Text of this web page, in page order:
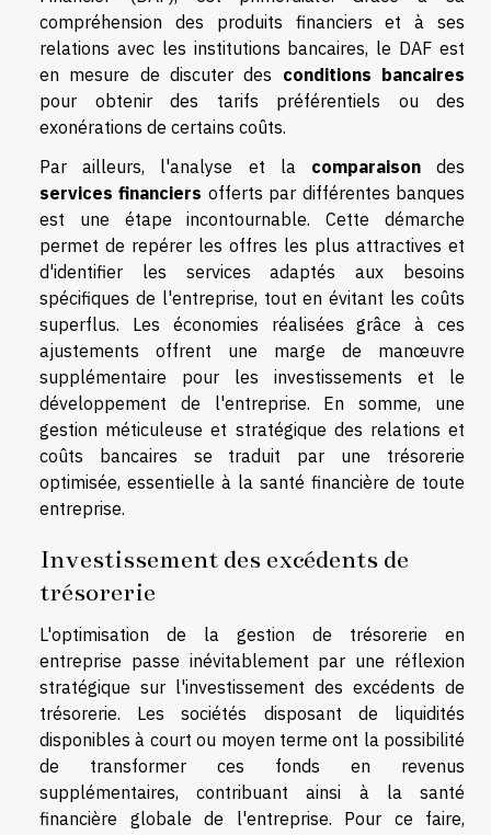
compréhension des produits financiers et à ses
relations avec les institutions bancaires, le DAF est
en mesure de discuter des conditions bancaires
pour obtenir des tarifs préférentiels ou des
exonérations de certains coûts.
Par ailleurs, l'analyse et la comparaisondes
services financiers offerts par différentes banques
est une étape incontournable. Cette démarche
permet de repérer les offres les plus attractives et
d'identifier les services adaptés aux besoins
spécifiques de l'entreprise, tout en évitant les coûts
superflus. Les économies réalisées grâce à ces
ajustements offrent une marge de manœuvre
supplémentaire pour les investissements et le
développement de l'entreprise. En somme, une
gestion méticuleuse et stratégique des relations et
coûts bancaires se traduit par une trésorerie
optimisée, essentielle à la santé financière de toute
entreprise.
Investissement des excédents de
trésorerie
L'optimisation de la gestion de trésorerie en
entreprise passe inévitablement par une réflexion
stratégique sur l'investissement des excédents de
trésorerie. Les sociétés disposant de liquidités
disponibles à court ou moyen terme ont la possibilité
de transformer ces fonds en revenus
supplémentaires, contribuant ainsi à la santé
financière globale de l'entreprise. Pour ce faire,